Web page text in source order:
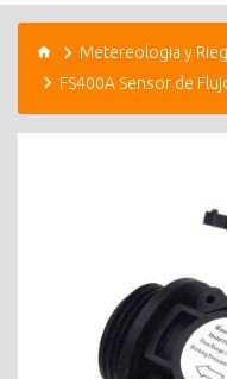
Metereologia y
FS400A Sensor de